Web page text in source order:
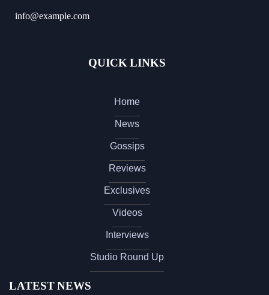
info@example.com
QUICK LINKS
Home
News
Gossips
Reviews
Exclusives
Videos
Interviews
Studio Round Up
LATEST NEWS